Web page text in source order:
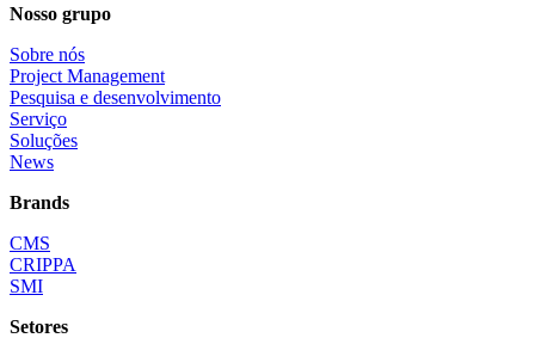
Nosso grupo
Sobre nós
Project Management
Pesquisa e desenvolvimento
Serviço
Soluções
News
Brands
CMS
CRIPPA
SMI
Setores